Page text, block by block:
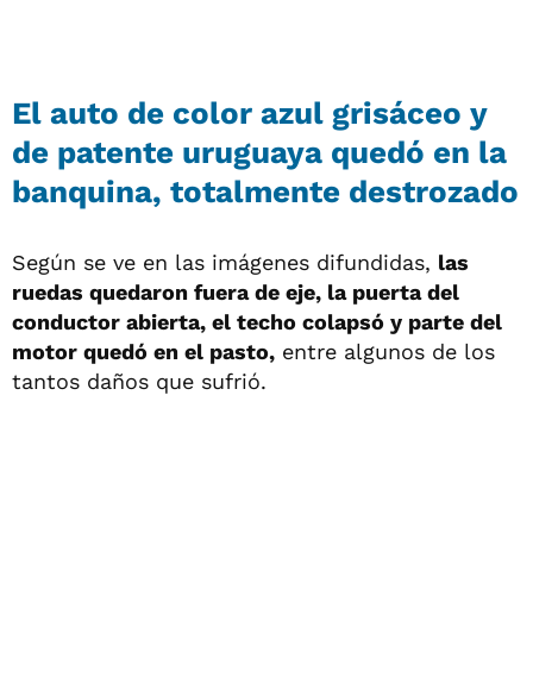
El auto de color azul grisáceo y
de patente uruguaya quedó en la
banquina, totalmente destrozado
Según se ve en las imágenes difundidas, las
ruedas quedaron fuera de eje, la puerta del
conductor abierta, el techo colapsó y parte del
motor quedó en el pasto, entre algunos de los
tantos daños que sufrió.